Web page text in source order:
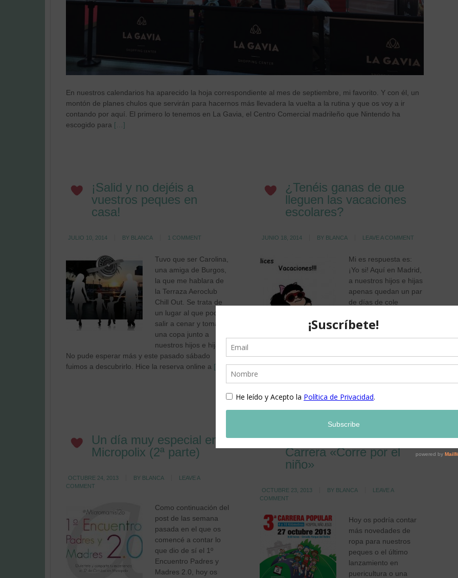
En nuestros calendarios ha aparecido la hoja correspondiente al mes de septiembre, mi favorito. Y con él, un
montón de planes chulos que servirán para hacernos más llevadera la vuelta a la rutina y que os voy a ir
contando por aquí. El primero lo tenemos en La Gavia, el Centro Comercial madrileño que Nintendo ha
escogido para […]
¡Salid y no dejéis a
vuestros peques en
casa!
JULIO 10, 2014 BY BLANCA 1 COMMENT
Tuvo que ser Carolina,
una amiga de Burgos,
la que me hablara de
la Terraza Aeroclub
Chill Out. Se trata de
un lugar al que poder
salir a cenar y tomar
una copa junto a
nuestros hijos e hijas.
No pude esperar más y este pasado sábado
fuimos a descubrirlo. Hice la reserva online a […]
¿Tenéis ganas de que
lleguen las vacaciones
escolares?
JUNIO 18, 2014 BY BLANCA LEAVE A COMMENT
Mi es respuesta es:
¡Yo si! Aquí en Madrid,
a nuestros hijos e hijas
apenas quedan un par
de días de cole
puesto que mañana es
de culpa tendrá, quizás, la libertad que me está
dando mi nueva condición de parada. Me da
Un día muy especial en
Micropolix (2ª parte)
OCTUBRE 24, 2013 BY BLANCA
LEAVE A
COMMENT
Como continuación del
post de las semana
pasada en el que os
comencé a contar lo
que dio de sí el 1º
Encuentro Padres y
Madres 2.0, hoy os
Tercera Edición de la
Carrera «Corre por el
niño»
OCTUBRE 23, 2013 BY BLANCA
LEAVE A
COMMENT
Hoy os podría contar
más novedades de
ropa para nuestros
peques o el último
lanzamiento en
puericultura o una